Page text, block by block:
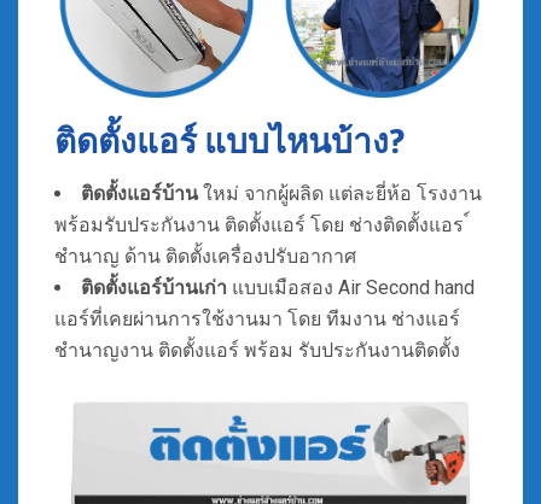
ติดตั้งแอร์ แบบไหนบ้าง?
ติดตั้งแอร์บ้านใหม่ จากผู้ผลิด แต่ละยี่ห้อ โรงงาน
พร้อมรับประกันงาน ติดตั้งแอร์ โดย ช่างติดตั้งแอร ์
ชำนาญ ด้าน ติดตั้งเครื่องปรับอากาศ
ติดตั้งแอร์บ้านเก่า แบบเมือสอง Air Second hand
แอร์ที่เคยผ่านการใช้งานมา โดย ทีมงาน ช่างแอร์
ชำนาญงาน ติดตั้งแอร์ พร้อม รับประกันงานติดตั้ง